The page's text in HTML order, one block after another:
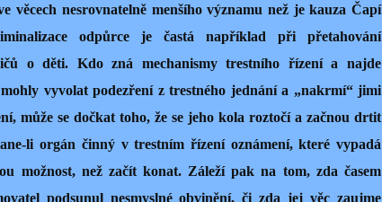
věcech nesrovnatelně menšího významu než je kauza Čapí
odpůrce je častá například při přetahování
o děti. Kdo zná mechanismy trestního řízení a najde
vyvolat podezření z trestného jednání a „nakrmí“ jimi
může se dočkat toho, že se jeho kola roztočí a začnou drtit
li orgán činný v trestním řízení oznámení, které vypadá
možnost, než začít konat. Záleží pak na tom, zda časem
podsunul nesmyslné obvinění, či zda jej věc zaujme